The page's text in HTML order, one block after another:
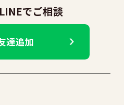
でご相談
達追加